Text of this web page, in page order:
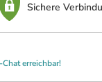
Sichere
erreichbar!